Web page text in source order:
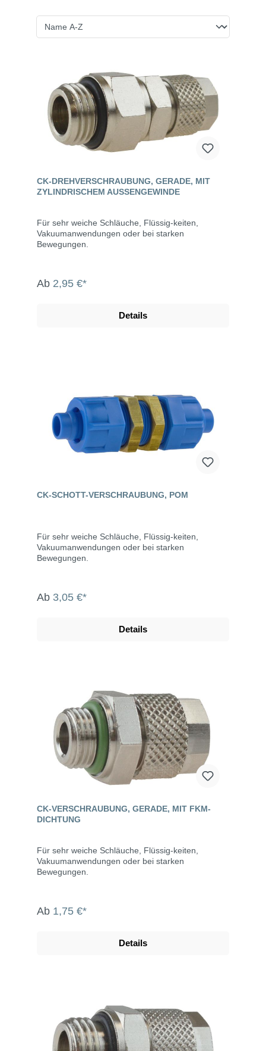
CK-DREHVERSCHRAUBUNG, GERADE, MIT
ZYLINDRISCHEM AUSSENGEWINDE
Für sehr weiche Schläuche, Flüssig-keiten,
Vakuumanwendungen oder bei starken
Bewegungen.
Ab 2,95 €*
Details
CK-SCHOTT-VERSCHRAUBUNG, POM
Für sehr weiche Schläuche, Flüssig-keiten,
Vakuumanwendungen oder bei starken
Bewegungen.
Ab 3,05 €*
Details
CK-VERSCHRAUBUNG, GERADE, MIT FKM-
DICHTUNG
Für sehr weiche Schläuche, Flüssig-keiten,
Vakuumanwendungen oder bei starken
Bewegungen.
Ab 1,75 €*
Details